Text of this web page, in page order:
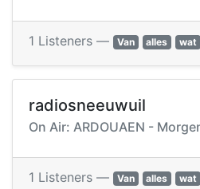
1 Listeners — Van alles wat
radiosneeuwuil
On Air: ARDOUAEN -
1 Listeners — Van alles wat